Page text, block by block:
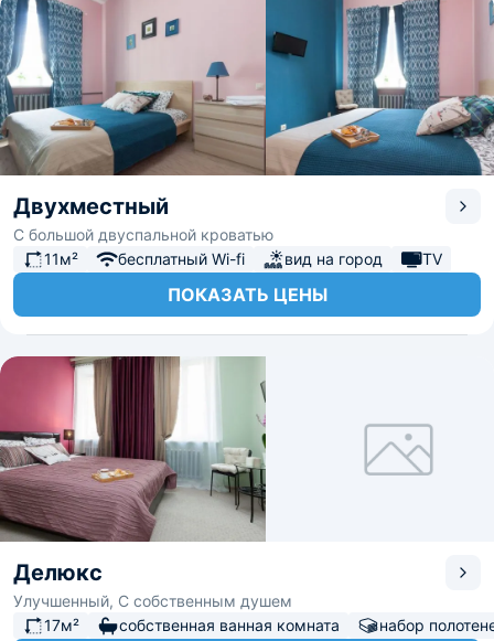
Двухместный
С большой двуспальной кроватью
11м²
бесплатный Wi-fi вид на город TV
ПОКАЗАТЬ ЦЕНЫ
Делюкс
Улучшенный, С собственным душем
17м²
собственная ванная комната набор